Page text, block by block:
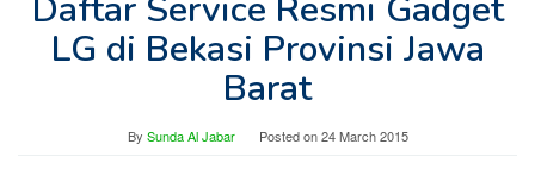
Daftar Service Resmi Gadget
LG di Bekasi Provinsi Jawa
Barat
By Sunda Al Jabar Posted on24 March 2015